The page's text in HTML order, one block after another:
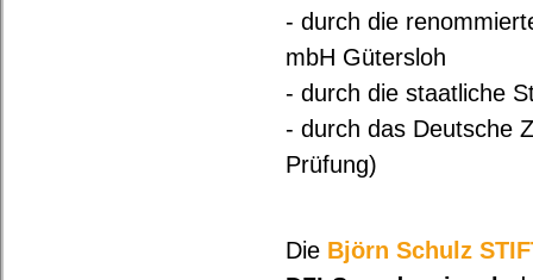
- durch die
mbH Gütersloh
- durch die staatliche
- durch das Deutsche
Prüfung)
Die Björn Schulz